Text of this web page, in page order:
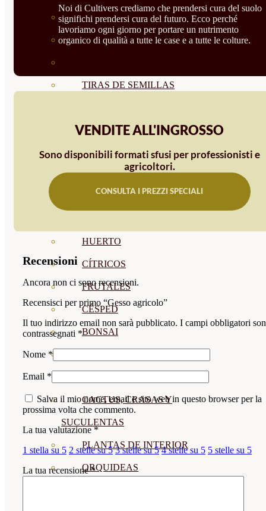
SEMILLAS LEGUMINOSAS
MICROGREEN
TIRAS DE SEMILLAS
BANDEJAS Y SEMILLEROS
PROFESIONALES
ABONOS POR CULTIVO
VER TODOS
HUERTO
CÍTRICOS
FRUTALES
CÉSPED
BONSAI
CACTUS, CRASAS Y
SUCULENTAS
PLANTAS DE INTERIOR
ORQUIDEAS
Noi di Cultivers crediamo che prendersi cura del suolo
significhi prendersi cura del futuro. Ecco perché
lavoriamo ogni giorno per portare un nutrimento
organico di qualità a tutte le case e a tutte le colture.
VENDITE ALL'INGROSSO
Sono disponibili formati sfusi per professionisti e
agricoltori.
CONSULTA I PREZZI SPECIALI
Recensioni
Ancora non ci sono recensioni.
Recensisci per primo “Gesso agricolo”
Il tuo indirizzo email non sarà pubblicato. I campi obbligatori
contrassegnati *
Nome *
Email *
Salva il mio nome, email e sito web in questo browser per la
prossima volta che commento.
La tua valutazione*
1 stella su 5 2 stelle su 5 3 stelle su 5 4 stelle su 5 5 stelle su 5
La tua recensione*